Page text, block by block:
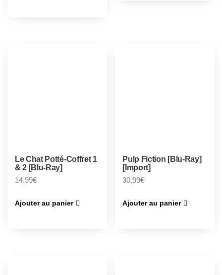
Le Chat Potté-Coffret 1
& 2 [Blu-Ray]
14,99€
Ajouter au panier
Pulp Fiction [Blu-Ray]
[Import]
30,99€
Ajouter au panier